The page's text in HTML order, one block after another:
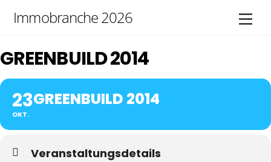
Immobranche 2026
GREENBUILD 2014
23
OKT.
GREENBUILD 2014
Veranstaltungsdetails